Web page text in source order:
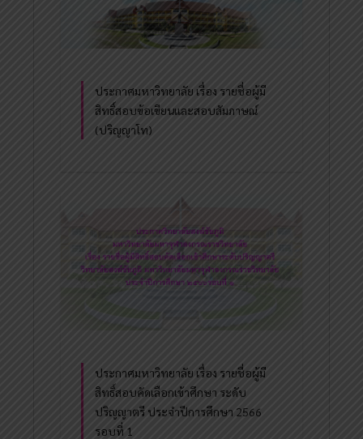
ประกาศมหาวิทยาลัย เรื่อง รายชื่อผู้มี
สิทธิ์สอบข้อเขียนและสอบสัมภาษณ์
(ปริญญาโท)
ประกาศมหาวิทยาลัย เรื่อง รายชื่อผู้มี
สิทธิ์สอบคัดเลือกเข้าศึกษา ระดับ
ปริญญาตรี ประจำปีการศึกษา 2566
รอบที่ 1